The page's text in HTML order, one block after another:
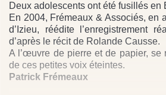
Deux adolescents ont été fusillés en
En 2004, Frémeaux & Associés, en
d’Izieu, réédite l’enregistrement
d’après le récit de Rolande Causse.
A l’œuvre de pierre et de papier, se
de ces petites voix éteintes.
Patrick Frémeaux